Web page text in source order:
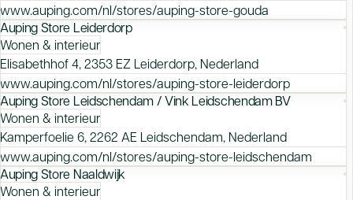
www.auping.com/nl/stores/auping-store-gouda
Auping Store Leiderdorp
Wonen & interieur
Elisabethhof 4, 2353 EZ Leiderdorp, Nederland
www.auping.com/nl/stores/auping-store-leiderdorp
Auping Store Leidschendam / Vink Leidschendam BV
Wonen & interieur
Kamperfoelie 6, 2262 AE Leidschendam, Nederland
www.auping.com/nl/stores/auping-store-leidschendam
Auping Store Naaldwijk
Wonen & interieur